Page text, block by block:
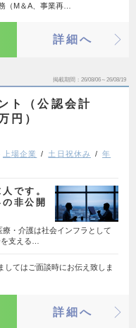
（M＆A、事業再…
詳細へ
掲載期間 26/08/06～26/08/19
ト（公認会計
円）
上場企業 土日祝休み
年
です。
非公開
療・介護は社会インフラとして
支える…
してはご面談時にお伝え致しま
詳細へ